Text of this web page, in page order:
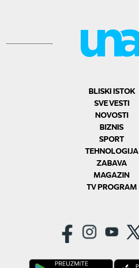
BLISKI ISTOK
SVE VESTI
NOVOSTI
BIZNIS
SPORT
TEHNOLOGIJA
ZABAVA
MAGAZIN
TV PROGRAM